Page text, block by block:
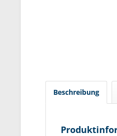
Beschreibung